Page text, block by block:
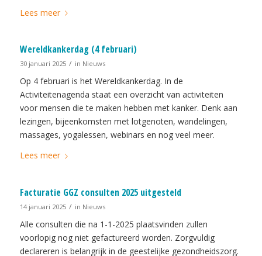
Lees meer
Wereldkankerdag (4 februari)
30 januari 2025 / in Nieuws
Op 4 februari is het Wereldkankerdag. In de
Activiteitenagenda staat een overzicht van activiteiten
voor mensen die te maken hebben met kanker. Denk aan
lezingen, bijeenkomsten met lotgenoten, wandelingen,
massages, yogalessen, webinars en nog veel meer.
Lees meer
Facturatie GGZ consulten 2025 uitgesteld
14 januari 2025 / in Nieuws
Alle consulten die na 1-1-2025 plaatsvinden zullen
voorlopig nog niet gefactureerd worden. Zorgvuldig
declareren is belangrijk in de geestelijke gezondheidszorg.